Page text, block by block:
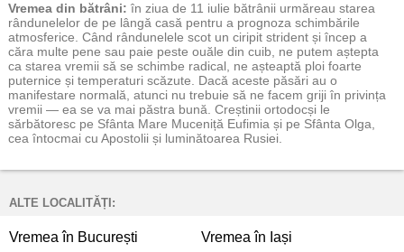
Vremea din bătrâni: în ziua de 11 iulie bătrânii urmăreau starea
rândunelelor de pe lângă casă pentru a prognoza schimbările
atmosferice. Când rândunelele scot un ciripit strident și încep a
căra multe pene sau paie peste ouăle din cuib, ne putem aștepta
ca starea vremii să se schimbe radical, ne așteaptă ploi foarte
puternice și temperaturi scăzute. Dacă aceste păsări au o
manifestare normală, atunci nu trebuie să ne facem griji în privința
vremii — ea se va mai păstra bună. Creștinii ortodocși le
sărbătoresc pe Sfânta Mare Muceniță Eufimia și pe Sfânta Olga,
cea întocmai cu Apostolii și luminătoarea Rusiei.
ALTE LOCALITĂȚI:
Vremea în București Vremea în Iași